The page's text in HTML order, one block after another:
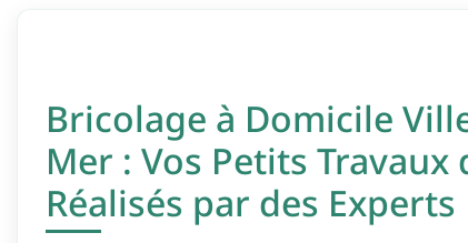
Bricolage à Domicile
Mer : Vos Petits Travaux
Réalisés par des Experts